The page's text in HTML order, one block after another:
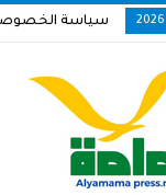
سياسة